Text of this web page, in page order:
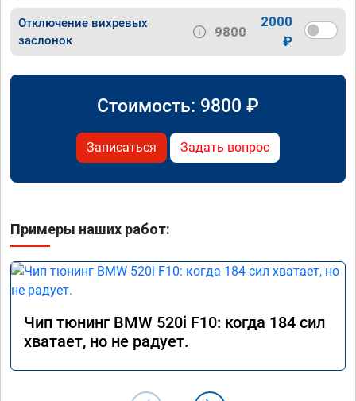
Отключение вихревых
заслонок
9800
2000
₽
Стоимость: 9800 ₽
Записаться Задать вопрос
Примеры наших работ:
Чип тюнинг BMW 520i F10: когда 184 сил
хватает, но не радует.